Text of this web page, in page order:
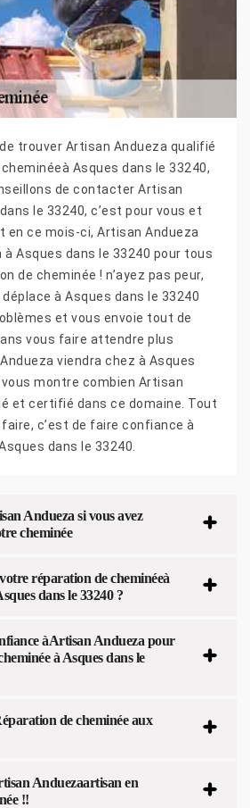
trouver Artisan Andueza qualifié
Asques dans le 33240,
de contacter Artisan
le 33240, c’est pour vous et
en ce mois-ci, Artisan Andueza
Asques dans le 33240 pour tous
de cheminée ! n’ayez pas peur,
à Asques dans le 33240
et vous envoie tout de
vous faire attendre plus
viendra chez à Asques
montre combien Artisan
et certifié dans ce domaine. Tout
c’est de faire confiance à
dans le 33240.
Andueza si vous avez
cheminée
réparation de cheminéeà
dans le 33240 ?
àArtisan Andueza pour
à Asques dans le
de cheminée aux
Anduezaartisan en
!!